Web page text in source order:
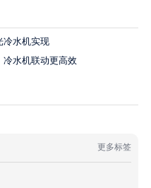
冷水机实现
冷水机联动更高效
更多标签